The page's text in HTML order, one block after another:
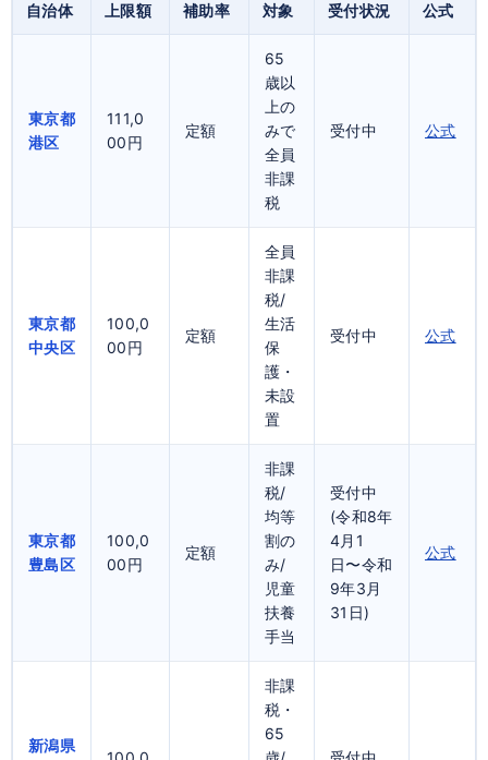
自治体 上限額 補助率 対象 受付状況 公式
東京都
港区
111,0
00円
定額
65
歳以
上の
みで
全員
非課
税
受付中 公式
東京都
中央区
100,0
00円
定額
全員
非課
税/
生活
保
護・
未設
置
受付中 公式
東京都
豊島区
100,0
00円
定額
非課
税/
均等
割の
み/
児童
扶養
手当
受付中
(令和8年
4月1
日〜令和
9年3月
31日)
公式
新潟県
非課
税・
65